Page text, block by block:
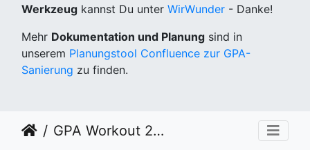
Werkzeug kannst Du unter WirWunder - Danke!
Mehr Dokumentation und Planung sind in
unserem Planungstool Confluence zur GPA-
Sanierung zu finden.
GPA Workout 2021 KW 44